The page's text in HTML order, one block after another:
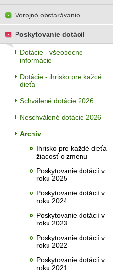
Verejné obstarávanie
Poskytovanie dotácií
Dotácie - všeobecné
informácie
Dotácie - ihrisko pre každé
dieťa
Schválené dotácie 2026
Neschválené dotácie 2026
Archív
Ihrisko pre každé dieťa –
žiadosť o zmenu
Poskytovanie dotácií v
roku 2025
Poskytovanie dotácií v
roku 2024
Poskytovanie dotácií v
roku 2023
Poskytovanie dotácií v
roku 2022
Poskytovanie dotácií v
roku 2021